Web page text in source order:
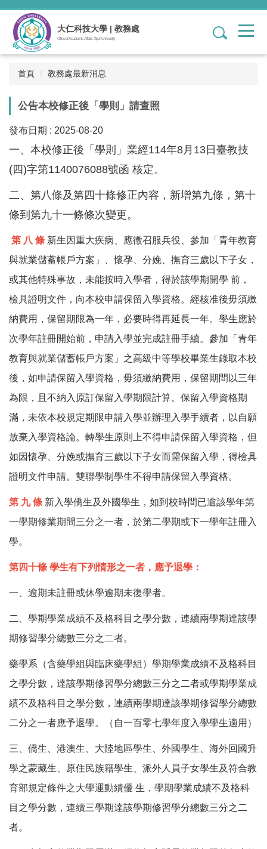
跳
主
要
內
大仁科技大學 | 教務處
Office of Academic Affairs, Tajen University
1
首頁 教務處最新消息
公告本校修正後「學則」請查照
發布日期 : 2025-08-20
一、本校修正後「學則」業經114年8月13日臺教技
(四)字第1140076088號函 核定。
二、第八條及第四十條修正內容，新增第九條，第十
條到第九十一條條次變更。
第 八 條 新生因重大疾病、應徵召服兵役、參加「青年教育
與就業儲蓄帳戶方案」、懷孕、分娩、撫育三歲以下子女，
或其他特殊事故，未能按時入學者，得於該學期開學 前，
檢具證明文件，向本校申請保留入學資格。經核准後毋須繳
納費用，保留期限為一年，必要時得再延長一年。學生應於
次學年註冊開始前，申請入學並完成註冊手續。 參加「青年
教育與就業儲蓄帳戶方案」之高級中等學校畢業生錄取本校
後，如申請保留入學資格，毋須繳納費用，保留期間以三年
為限，且不納入原訂保留入學期限計算。保留入學資格期
滿，未依本校規定期限申請入學並辦理入學手續者，以自願
放棄入學資格論。 轉學生原則上不得申請保留入學資格，但
如因懷孕、分娩或撫育三歲以下子女而需保留入學，得檢具
證明文件申請。雙聯學制學生不得申請保留入學資格。
第 九 條 新入學僑生及外國學生，如到校時間已逾該學年第
一學期修業期間三分之一者，於第二學期或下一學年註冊入
學。
第四十條 學生有下列情形之一者，應予退學：
一、逾期未註冊或休學逾期未復學者。
二、學期學業成績不及格科目之學分數，連續兩學期達該學
期修習學分總數三分之二者。
藥學系（含藥學組與臨床藥學組）學期學業成績不及格科目
之學分數，達該學期修習學分總數三分之二者或學期學業成
績不及格科目之學分數，連續兩學期達該學期修習學分總數
二分之一者應予退學。（自一百零七學年度入學學生適用）
三、僑生、港澳生、大陸地區學生、外國學生、海外回國升
學之蒙藏生、原住民族籍學生、派外人員子女學生及符合教
育部規定條件之大學運動績優 生，學期學業成績不及格科
目之學分數，連續三學期達該學期修習學分總數三分之二
者。